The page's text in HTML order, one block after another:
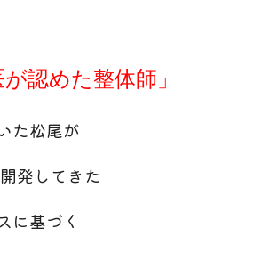
が認めた整体師」
た松尾が
発してきた
に基づく